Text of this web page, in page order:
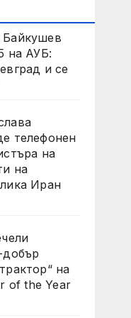
на АУБ:
и се
телефонен
на
на
Иран
добър
на
of the Year